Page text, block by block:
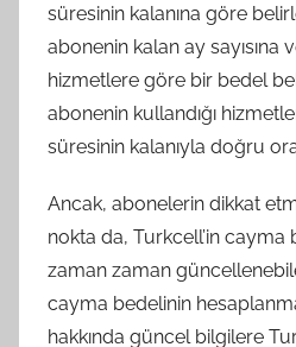
süresinin kalanına göre
abonenin kalan ay sayısına
hizmetlere göre bir bedel
abonenin kullandığı
süresinin kalanıyla doğru
Ancak, abonelerin dikkat
nokta da, Turkcell’in cayma
zaman zaman
cayma bedelinin
hakkında güncel bilgilere